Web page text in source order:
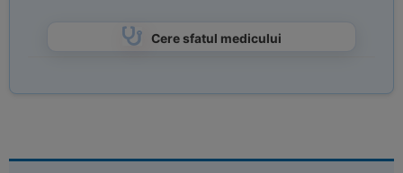
Cere sfatul medicului